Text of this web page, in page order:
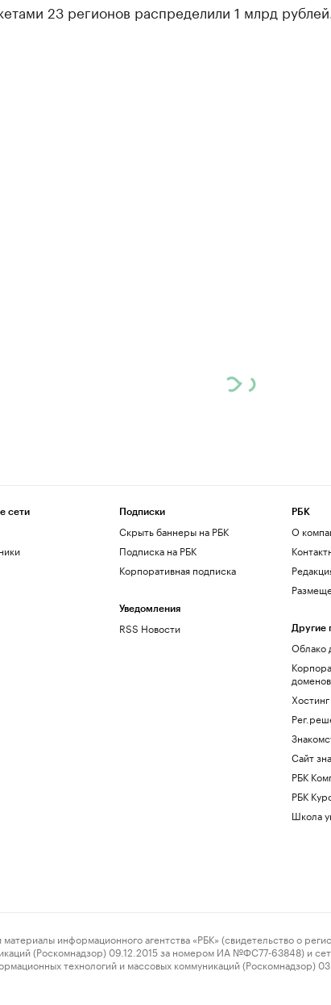
23 регионов распределили 1 млрд рублей.
сети Подписки
Скрыть баннеры на РБК
Подписка на РБК
Корпоративная подписка
Уведомления
RSS Новости
РБК
О
Другие
Облако
доменов
Сайт
РБК
РБК
Школа
информационного агентства «РБК» (свидетельство о
(Роскомнадзор) 09.12.2015 за номером ИА №ФС77-63848) и
технологий и массовых коммуникаций